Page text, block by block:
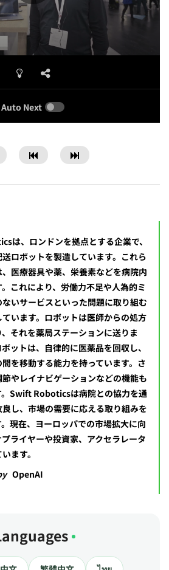
Auto Next
は、ロンドンを拠点とする企業で、
ロボットを製造しています。これら
医療器具や薬、栄養素などを病院内
これにより、労働力不足や人為的ミ
いサービスといった問題に取り組む
ています。ロボットは医師からの処方
それを薬局ステーションに送りま
ットは、自律的に医薬品を回収し、
を移動する能力を持っています。さ
節やレイナビゲーションなどの機能も
。Swift Roboticsは病院との協力を通
良し、市場の需要に応える取り組みを
現在、ヨーロッパでの市場拡大に向
ライヤーや投資家、アクセラレータ
ます。
OpenAI